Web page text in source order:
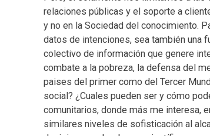
relaciones públicas y el soporte a
y no en la Sociedad del conocimiento.
datos de intenciones, sea también una
colectivo de información que genere
combate a la pobreza, la defensa del
paises del primer como del Tercer
social? ¿Cuales pueden ser y cómo
comunitarios, donde más me interesa,
similares niveles de sofisticación al